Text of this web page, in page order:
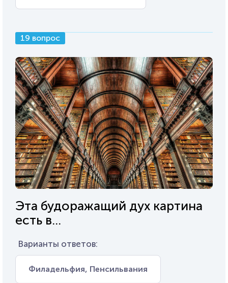
19 вопрос
Эта будоражащий дух картина
есть в...
Варианты ответов:
Филадельфия, Пенсильвания